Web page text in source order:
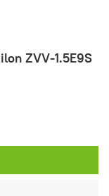
ZVV-1.5E9S